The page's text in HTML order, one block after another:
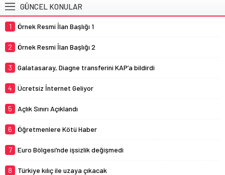
GÜNCEL KONULAR
1 Örnek Resmi İlan Başlığı 1
2 Örnek Resmi İlan Başlığı 2
3 Galatasaray, Diagne transferini KAP’a bildirdi
4 Ücretsiz İnternet Geliyor
5 Açlık Sınırı Açıklandı
6 Öğretmenlere Kötü Haber
7 Euro Bölgesi’nde işsizlik değişmedi
8 Türkiye kılıç ile uzaya çıkacak